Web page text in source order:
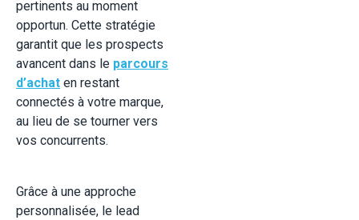
pertinents au moment
opportun. Cette stratégie
garantit que les prospects
avancent dans le parcours
d’achat en restant
connectés à votre marque,
au lieu de se tourner vers
vos concurrents.
Grâce à une approche
personnalisée, le lead